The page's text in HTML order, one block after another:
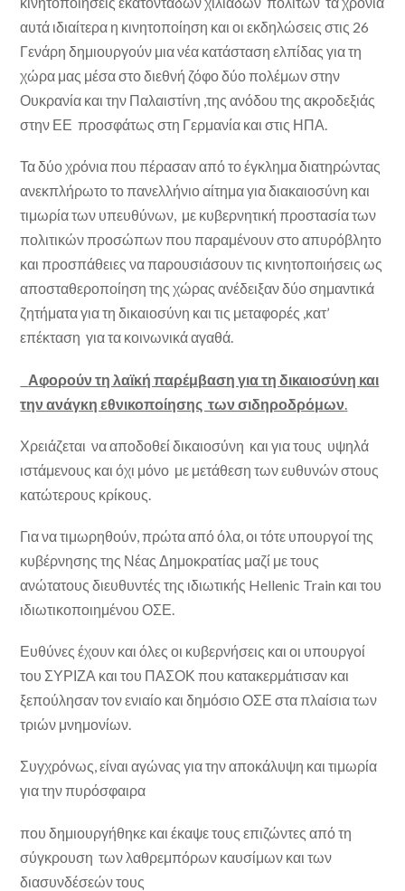
αυτά ιδιαίτερα η κινητοποίηση και οι εκδηλώσεις στις 26
Γενάρη δημιουργούν μια νέα κατάσταση ελπίδας για τη
χώρα μας μέσα στο διεθνή ζόφο δύο πολέμων στην
Ουκρανία και την Παλαιστίνη ,της ανόδου της ακροδεξιάς
στην ΕΕ προσφάτως στη Γερμανία και στις ΗΠΑ.
Τα δύο χρόνια που πέρασαν από το έγκλημα διατηρώντας
ανεκπλήρωτο το πανελλήνιο αίτημα για διακαιοσύνη και
τιμωρία των υπευθύνων, με κυβερνητική προστασία των
πολιτικών προσώπων που παραμένουν στο απυρόβλητο
και προσπάθειες να παρουσιάσουν τις κινητοποιήσεις ως
αποσταθεροποίηση της χώρας ανέδειξαν δύο σημαντικά
ζητήματα για τη δικαιοσύνη και τις μεταφορές ,κατ’
επέκταση για τα κοινωνικά αγαθά.
Αφορούν τη λαϊκή παρέμβαση για τη δικαιοσύνη και
την ανάγκη εθνικοποίησης των σιδηροδρόμων
Χρειάζεται να αποδοθεί δικαιοσύνη και για τους υψηλά
ιστάμενους και όχι μόνο με μετάθεση των ευθυνών στους
κατώτερους κρίκους.
Για να τιμωρηθούν, πρώτα από όλα, οι τότε υπουργοί της
κυβέρνησης της Νέας Δημοκρατίας μαζί με τους
ανώτατους διευθυντές της ιδιωτικής Hellenic Train και του
ιδιωτικοποιημένου ΟΣΕ.
Ευθύνες έχουν και όλες οι κυβερνήσεις και οι υπουργοί
του ΣΥΡΙΖΑ και του ΠΑΣΟΚ που κατακερμάτισαν και
ξεπούλησαν τον ενιαίο και δημόσιο ΟΣΕ στα πλαίσια των
τριών μνημονίων.
Συγχρόνως, είναι αγώνας για την αποκάλυψη και τιμωρία
για την πυρόσφαιρα
που δημιουργήθηκε και έκαψε τους επιζώντες από τη
σύγκρουση των λαθρεμπόρων καυσίμων και των
διασυνδέσεών τους